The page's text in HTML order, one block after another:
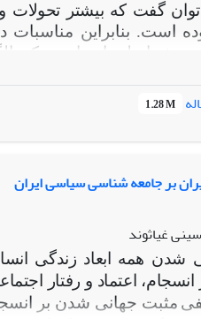
گفت که بیشتر تحولات
است. بنابراین
پرسش اصلی این است که
اجتماعی برخوردار بوده
سکولاریسم و جدایی دولت از
و فرآیندهای توسعه مسیحیت
تغییر مذهب با مفهوم
بود.
رمانتیک، جدایی
از سنت­گرایی به مدرن
1.28 M
بر جامعه شناسی سیاسی ایران
غیاثوند
شدن همه ابعاد زندگی
اعتماد و رفتار
مثبت جهانی شدن بر